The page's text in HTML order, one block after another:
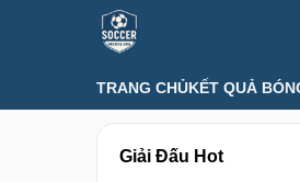
TRANG CHỦKẾT QUẢ
Giải Đấu Hot